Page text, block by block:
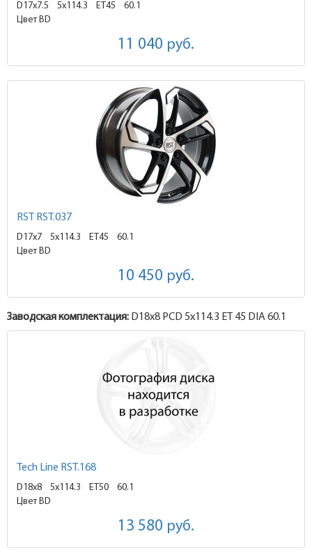
D17x7.5 5x114.3 ET45
60.1
Цвет BD
11 040 руб.
RST RST.037
D17x7 5x114.3 ET45
60.1
Цвет BD
10 450 руб.
Заводская комплектация: D18x8 PCD 5x114.3 ET 45 DIA 60.1
Tech Line RST.168
D18x8 5x114.3 ET50
60.1
Цвет BD
13 580 руб.